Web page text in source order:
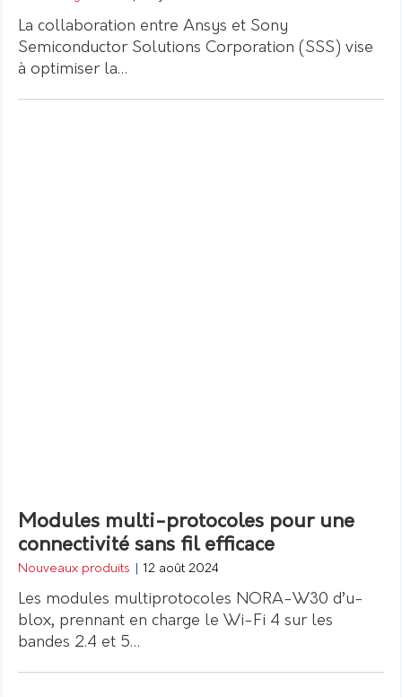
La collaboration entre Ansys et Sony
Semiconductor Solutions Corporation (SSS) vise
à optimiser la…
Modules multi-protocoles pour une
connectivité sans fil efficace
Nouveaux produits 12 août 2024
Les modules multiprotocoles NORA-W30 d’u-
blox, prennant en charge le Wi-Fi 4 sur les
bandes 2.4 et 5…